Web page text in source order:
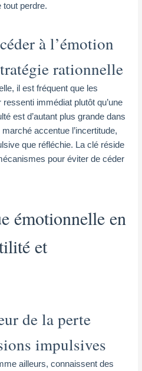
tout perdre.
à l’émotion
rationnelle
il est fréquent que les
immédiat plutôt qu’une
est d’autant plus grande dans
accentue l’incertitude,
que réfléchie. La clé réside
pour éviter de céder
émotionnelle en
et
de la perte
impulsives
ailleurs, connaissent des